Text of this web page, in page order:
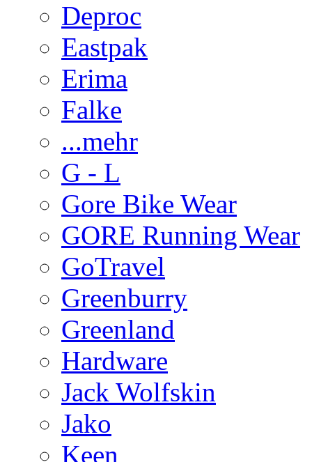
Deproc
Eastpak
Erima
Falke
...mehr
G - L
Gore Bike Wear
GORE Running Wear
GoTravel
Greenburry
Greenland
Hardware
Jack Wolfskin
Jako
Keen